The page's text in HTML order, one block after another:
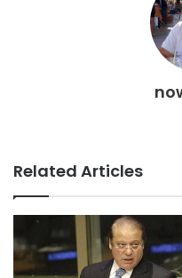
Related Articles